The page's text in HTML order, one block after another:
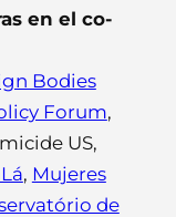
en el co-
Bodies
Forum,
US,
, Mujeres
de